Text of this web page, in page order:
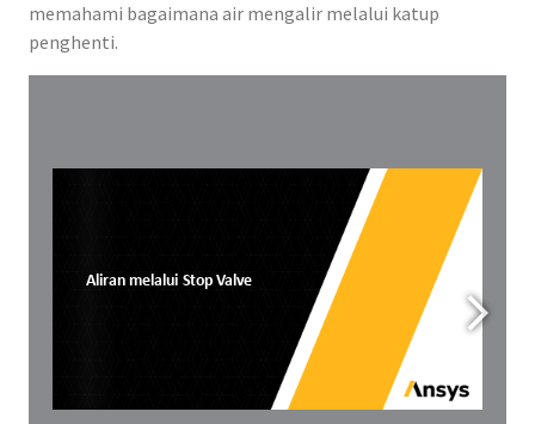
memahami bagaimana air mengalir melalui katup
penghenti.